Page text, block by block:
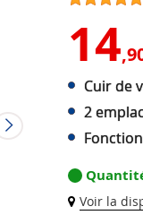
14
Cuir de
2
Voir la